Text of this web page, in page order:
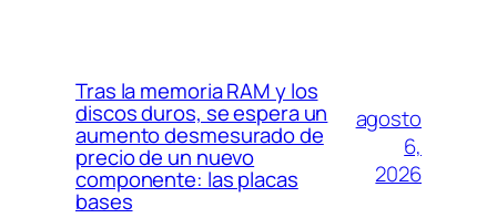
Tras la memoria RAM y los
discos duros, se espera un
aumento desmesurado de
precio de un nuevo
componente: las placas
bases
agosto
6,
2026